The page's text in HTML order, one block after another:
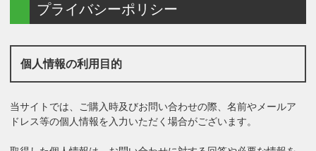
プライバシーポリシー
個人情報の利用目的
当サイトでは、ご購入時及びお問い合わせの際、名前やメールア
ドレス等の個人情報を入力いただく場合がございます。